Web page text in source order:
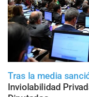
Tras la media
Inviolabilidad